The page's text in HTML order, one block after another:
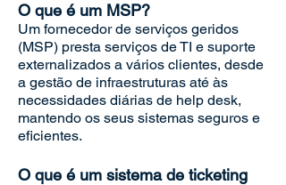
O que é um MSP?
Um fornecedor de serviços geridos
(MSP) presta serviços de TI e suporte
externalizados a vários clientes, desde
a gestão de infraestruturas até às
necessidades diárias de help desk,
mantendo os seus sistemas seguros e
eficientes.
O que é um sistema de ticketing